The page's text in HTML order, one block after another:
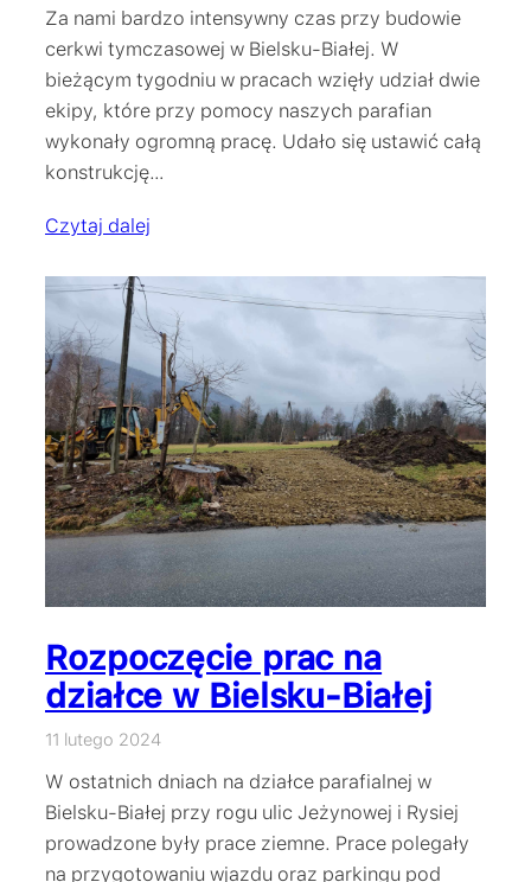
Za nami bardzo intensywny czas przy budowie
cerkwi tymczasowej w Bielsku-Białej. W
bieżącym tygodniu w pracach wzięły udział dwie
ekipy, które przy pomocy naszych parafian
wykonały ogromną pracę. Udało się ustawić całą
konstrukcję…
Czytaj dalej
Rozpoczęcie prac na
działce w Bielsku-Białej
11 lutego 2024
W ostatnich dniach na działce parafialnej w
Bielsku-Białej przy rogu ulic Jeżynowej i Rysiej
prowadzone były prace ziemne. Prace polegały
na przygotowaniu wjazdu oraz parkingu pod